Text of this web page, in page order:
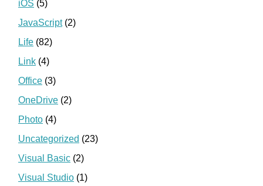
iOS (5)
JavaScript(2)
Life (82)
Link (4)
Office (3)
OneDrive (2)
Photo (4)
Uncategorized (23)
Visual Basic (2)
Visual Studio (1)